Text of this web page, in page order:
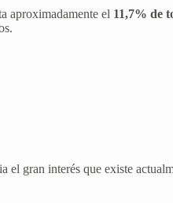
aproximadamente el 11,7% de
el gran interés que existe